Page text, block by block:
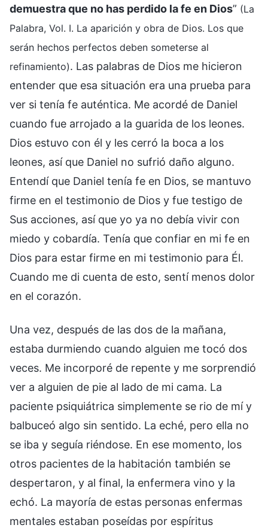
demuestra que no has perdido la fe en Dios” (La
Palabra, Vol. I. La aparición y obra de Dios. Los que
serán hechos perfectos deben someterse al
refinamiento). Las palabras de Dios me hicieron
entender que esa situación era una prueba para
ver si tenía fe auténtica. Me acordé de Daniel
cuando fue arrojado a la guarida de los leones.
Dios estuvo con él y les cerró la boca a los
leones, así que Daniel no sufrió daño alguno.
Entendí que Daniel tenía fe en Dios, se mantuvo
firme en el testimonio de Dios y fue testigo de
Sus acciones, así que yo ya no debía vivir con
miedo y cobardía. Tenía que confiar en mi fe en
Dios para estar firme en mi testimonio para Él.
Cuando me di cuenta de esto, sentí menos dolor
en el corazón.
Una vez, después de las dos de la mañana,
estaba durmiendo cuando alguien me tocó dos
veces. Me incorporé de repente y me sorprendió
ver a alguien de pie al lado de mi cama. La
paciente psiquiátrica simplemente se rio de mí y
balbuceó algo sin sentido. La eché, pero ella no
se iba y seguía riéndose. En ese momento, los
otros pacientes de la habitación también se
despertaron, y al final, la enfermera vino y la
echó. La mayoría de estas personas enfermas
mentales estaban poseídas por espíritus